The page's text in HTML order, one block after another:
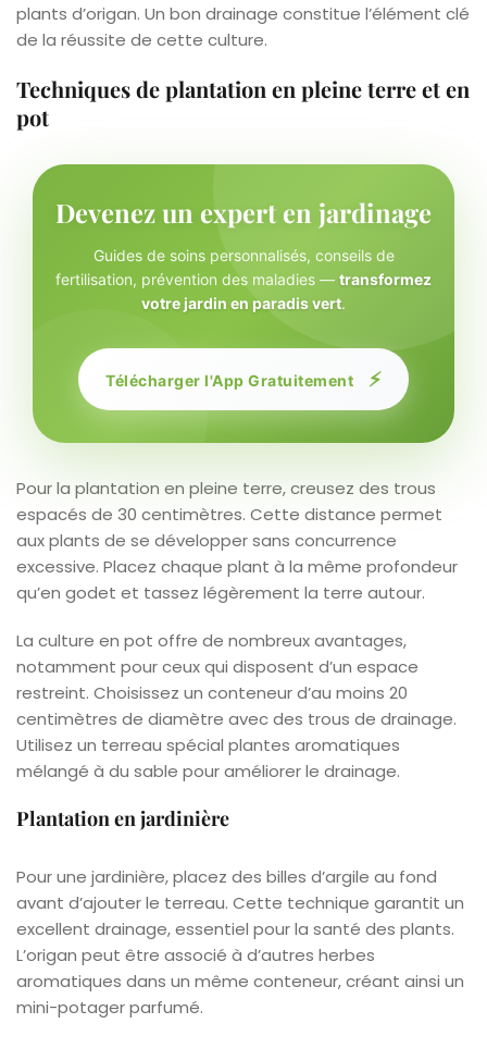
plants d’origan. Un bon drainage constitue l’élément clé
de la réussite de cette culture.
Techniques de plantation en pleine terre et en
pot
Devenez un expert en jardinage
Guides de soins personnalisés, conseils de
fertilisation, prévention des maladies — transformez
votre jardin en paradis vert.
Télécharger l'App Gratuitement ⚡
Pour la plantation en pleine terre, creusez des trous
espacés de 30 centimètres. Cette distance permet
aux plants de se développer sans concurrence
excessive. Placez chaque plant à la même profondeur
qu’en godet et tassez légèrement la terre autour.
La culture en pot offre de nombreux avantages,
notamment pour ceux qui disposent d’un espace
restreint. Choisissez un conteneur d’au moins 20
centimètres de diamètre avec des trous de drainage.
Utilisez un terreau spécial plantes aromatiques
mélangé à du sable pour améliorer le drainage.
Plantation en jardinière
Pour une jardinière, placez des billes d’argile au fond
avant d’ajouter le terreau. Cette technique garantit un
excellent drainage, essentiel pour la santé des plants.
L’origan peut être associé à d’autres herbes
aromatiques dans un même conteneur, créant ainsi un
mini-potager parfumé.